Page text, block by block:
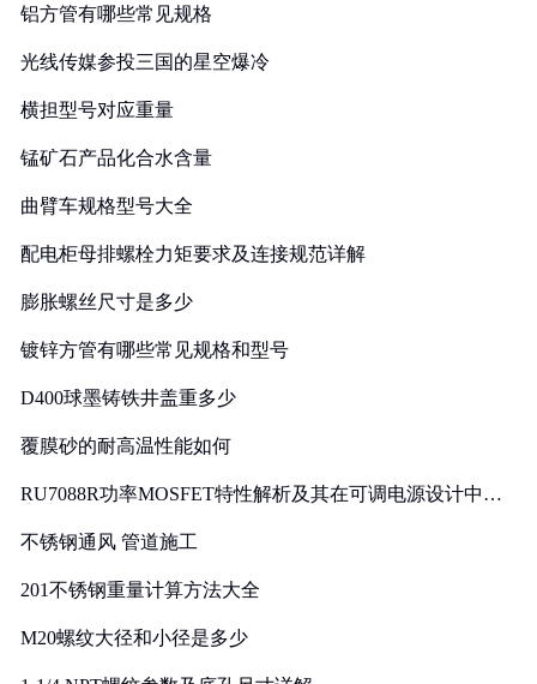
铝方管有哪些常见规格
光线传媒参投三国的星空爆冷
横担型号对应重量
锰矿石产品化合水含量
曲臂车规格型号大全
配电柜母排螺栓力矩要求及连接规范详解
膨胀螺丝尺寸是多少
镀锌方管有哪些常见规格和型号
D400球墨铸铁井盖重多少
覆膜砂的耐高温性能如何
RU7088R功率MOSFET特性解析及其在可调电源设计中的
不锈钢通风 管道施工
201不锈钢重量计算方法大全
M20螺纹大径和小径是多少